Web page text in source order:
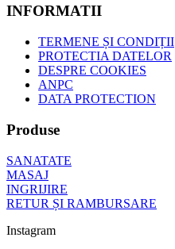
INFORMATII
TERMENE ȘI CONDIȚII
PROTECTIA DATELOR
DESPRE COOKIES
ANPC
DATA PROTECTION
Produse
SANATATE
MASAJ
INGRIJIRE
RETUR ȘI RAMBURSARE
Instagram